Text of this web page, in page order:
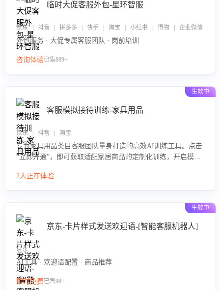
临时大促客服外包-星环智服
京东 | 抖音 | 拼多多 | 快手 | 淘宝 | 小红书 | 得物 | 企业微信
外包服务 · 大促专属客服团队 · 岗前培训
咨询体验已售889+
生效中
客服模拟接待训练-家具用品
京东 | 抖音 | 淘宝
专为家具用品类目客服团队量身打造的高效AI训练工具。点击
“立即开通”，即可获取适配家居商品的定制化训练，开启模拟
参数咨询等高频场景下的专业应对能力。
2人正在体验...
生效中
京东-卡片样式发送欢迎语-[智能客服机器人]
京东
AI工具 · 欢迎语配置 · 商品推荐
限时免费已售99+